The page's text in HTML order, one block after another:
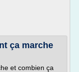
ça marche
et combien ça